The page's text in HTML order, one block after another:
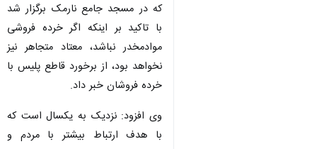
که در مسجد جامع نارمک برگزار شد با
تاکید بر اینکه اگر خرده فروشی
موادمخدر نباشد، معتاد متجاهر نیز
نخواهد بود، از برخورد قاطع پلیس با
خرده فروشان خبر داد.
وی افزود: نزدیک به یکسال است که
با هدف ارتباط بیشتر با مردم و